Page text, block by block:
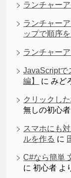
ランチャー
ランチャー
ップで順序
ランチャー
JavaScriptで
編】
にみど
クリックし
無しの初心者
スマホにも
ルを作る に
C#なら簡単
に初心者 よ